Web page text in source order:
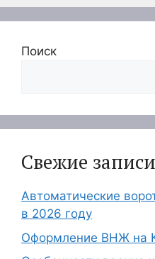
Поиск
Свежие записи
Автоматические
в 2026 году
Оформление ВНЖ на